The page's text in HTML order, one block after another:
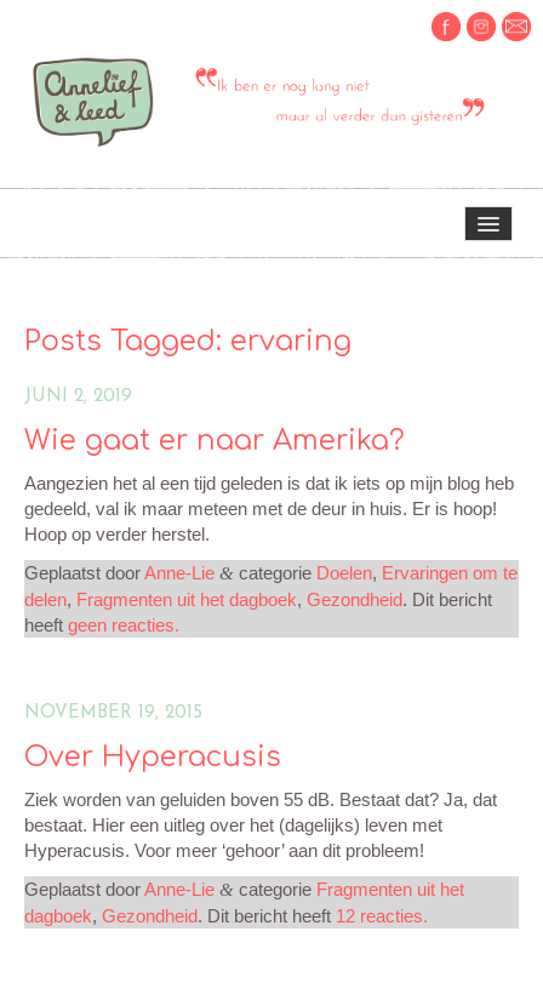
ERVARINGEN OM TE DELEN
CREATIEF
MIJN CREATIES
Posts Tagged: ervaring
JUNI 2, 2019
Wie gaat er naar Amerika?
Aangezien het al een tijd geleden is dat ik iets op mijn blog heb
gedeeld, val ik maar meteen met de deur in huis. Er is hoop!
Hoop op verder herstel.
Geplaatst doorAnne-Lie & categorie Doelen, Ervaringen om te
delen, Fragmenten uit het dagboek, Gezondheid. Dit bericht
heeft geen reacties.
NOVEMBER 19, 2015
Over Hyperacusis
Ziek worden van geluiden boven 55 dB. Bestaat dat? Ja, dat
bestaat. Hier een uitleg over het (dagelijks) leven met
Hyperacusis. Voor meer ‘gehoor’ aan dit probleem!
Geplaatst doorAnne-Lie & categorie Fragmenten uit het
dagboek, Gezondheid. Dit bericht heeft 12 reacties.